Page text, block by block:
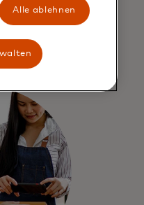
kann:
Alle ablehnen